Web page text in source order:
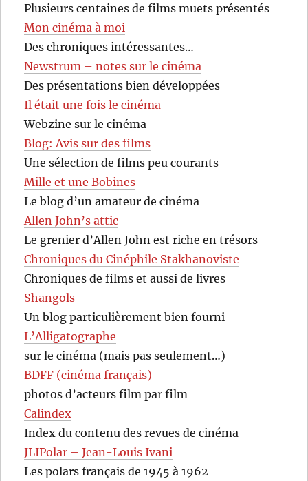
Plusieurs centaines de films muets présentés
Mon cinéma à moi
Des chroniques intéressantes…
Newstrum – notes sur le cinéma
Des présentations bien développées
Il était une fois le cinéma
Webzine sur le cinéma
Blog: Avis sur des films
Une sélection de films peu courants
Mille et une Bobines
Le blog d’un amateur de cinéma
Allen John’s attic
Le grenier d’Allen John est riche en trésors
Chroniques du Cinéphile Stakhanoviste
Chroniques de films et aussi de livres
Shangols
Un blog particulièrement bien fourni
L’Alligatographe
sur le cinéma (mais pas seulement…)
BDFF (cinéma français)
photos d’acteurs film par film
Calindex
Index du contenu des revues de cinéma
JLIPolar – Jean-Louis Ivani
Les polars français de 1945 à 1962